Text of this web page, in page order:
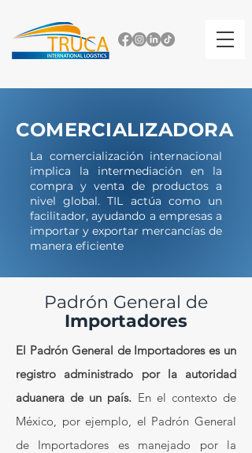
COMERCIALIZADORA
La comercialización internacional
implica la intermediación en la
compra y venta de productos a
nivel global.TIL actúa como un
facilitador, ayudando a empresas a
importar y exportar mercancías de
manera eficiente
Padrón General de
Importadores
El Padrón General de Importadores es un
registro administrado por la autoridad
aduanera de un país. En el contexto de
México, por ejemplo, el Padrón General
de Importadores es manejado por la